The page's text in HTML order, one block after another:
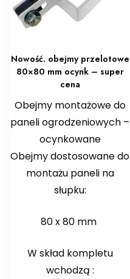
Nowość. obejmy przelotowe
80×80 mm ocynk – super
cena
Obejmy montażowe do
paneli ogrodzeniowych –
ocynkowane
Obejmy dostosowane do
montażu paneli na
słupku:
80 x 80 mm
W skład kompletu
wchodzą :